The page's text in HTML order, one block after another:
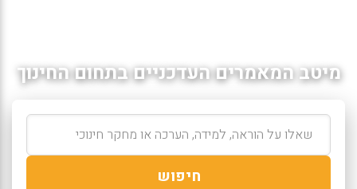
מיטב המאמרים העדכניים בתחום החינוך
חיפוש